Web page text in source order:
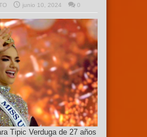
junio 10, 2024 0
Tipic Verduga de 27 años